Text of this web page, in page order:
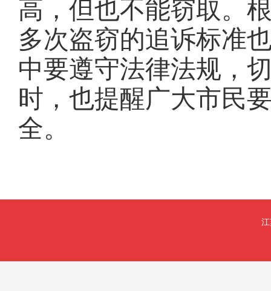
高，但也不能窃取。
多次盗窃的追诉标准
中要遵守法律法规，
时，也提醒广大市民
全。